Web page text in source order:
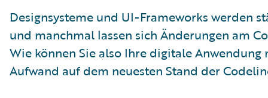
Designsysteme und UI-Frameworks werden
und manchmal lassen sich Änderungen am
Wie können Sie also Ihre digitale
Aufwand auf dem neuesten Stand der